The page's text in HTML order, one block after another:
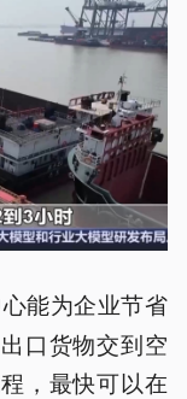
能为企业节省
口货物交到空
，最快可以在